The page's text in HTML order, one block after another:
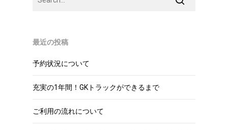
最近の投稿
予約状況について
充実の1年間！GKトラックができるまで
ご利用の流れについて